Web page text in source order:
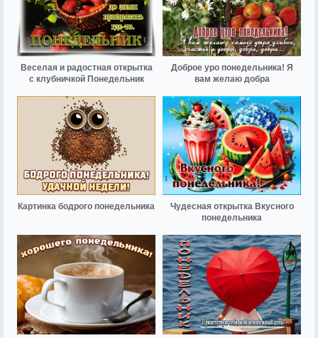
Веселая и радостная открытка
с клубничкой Понедельник
Доброе уро понедельника! Я
вам желаю добра
Картинка бодрого понедельника
Чудесная открытка Вкусного
понедельника